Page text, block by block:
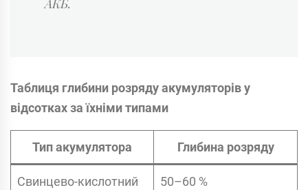
АКБ.
Таблиця глибини розряду акумуляторів у
відсотках за їхніми типами
Тип акумулятора Глибина розряду
Свинцево-кислотний 50–60 %